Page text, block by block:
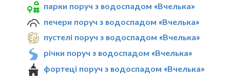
парки поруч з водоспадом «Вчелька»
печери поруч з водоспадом «Вчелька»
пустелі поруч з водоспадом «Вчелька»
річки поруч з водоспадом «Вчелька»
фортеці поруч з водоспадом «Вчелька»